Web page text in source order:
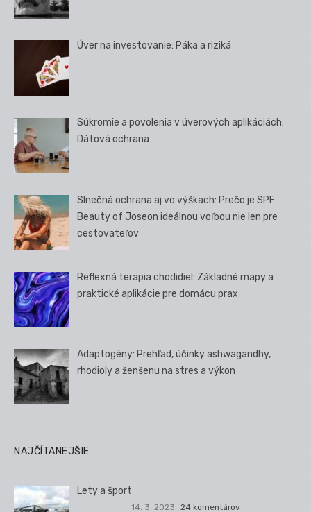
Úver na investovanie: Páka a riziká
Súkromie a povolenia v úverových aplikáciách:
Dátová ochrana
Slnečná ochrana aj vo výškach: Prečo je SPF
Beauty of Joseon ideálnou voľbou nie len pre
cestovateľov
Reflexná terapia chodidiel: Základné mapy a
praktické aplikácie pre domácu prax
Adaptogény: Prehľad, účinky ashwagandhy,
rhodioly a ženšenu na stres a výkon
NAJČÍTANEJŠIE
Lety a šport
14. 3. 2023 24 komentárov